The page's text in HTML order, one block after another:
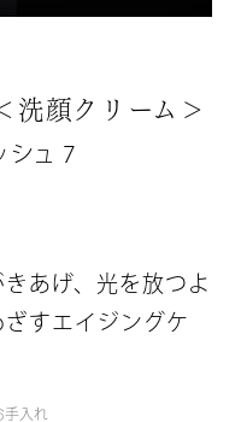
洗顔クリーム＞
シュ 7
あげ、光を放つよ
すエイジングケ
入れ